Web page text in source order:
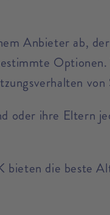
Anbieter ab,
von
oder ihre Eltern
die beste